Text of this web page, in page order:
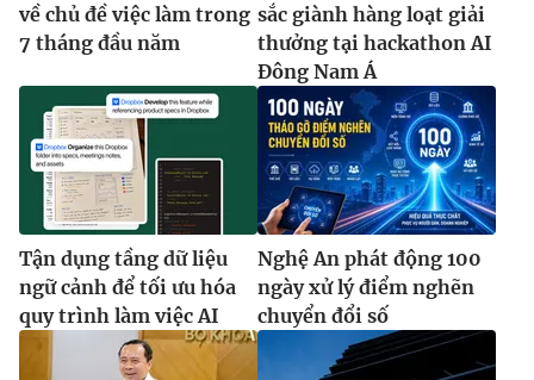
về chủ đề việc làm trong
7 tháng đầu năm
sắc giành hàng loạt giải
thưởng tại hackathon AI
Đông Nam Á
Tận dụng tầng dữ liệu
ngữ cảnh để tối ưu hóa
quy trình làm việc AI
Nghệ An phát động 100
ngày xử lý điểm nghẽn
chuyển đổi số